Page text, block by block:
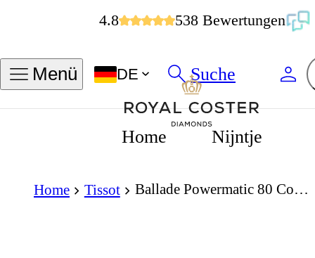
4.8 538 Bewertungen
Menü DE Suche
Home Nijntje
Home Tissot